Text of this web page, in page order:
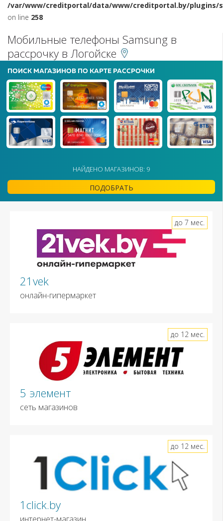
/var/www/creditportal/data/www/creditportal.by/plugins/
on line 258
Мобильные телефоны Samsung в
рассрочку в Логойске
ПОИСК МАГАЗИНОВ ПО КАРТЕ РАССРОЧКИ
НАЙДЕНО МАГАЗИНОВ: 9
ПОДОБРАТЬ
21vek
онлайн-гипермаркет
до 7 мес.
5 элемент
сеть магазинов
до 12 мес.
1click.by
до 12 мес.